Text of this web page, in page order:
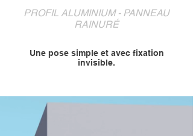
PROFIL ALUMINIUM - PANNEAU
RAINURÉ
Une pose simple et avec fixation
invisible.